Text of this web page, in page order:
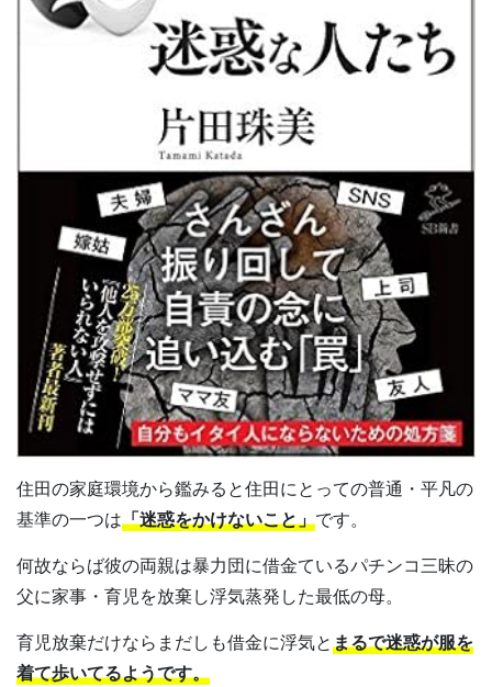
住田の家庭環境から鑑みると住田にとっての普通・平凡の
基準の一つは「迷惑をかけないこと」です。
何故ならば彼の両親は暴力団に借金ているパチンコ三昧の
父に家事・育児を放棄し浮気蒸発した最低の母。
育児放棄だけならまだしも借金に浮気とまるで迷惑が服を
着て歩いてるようです。